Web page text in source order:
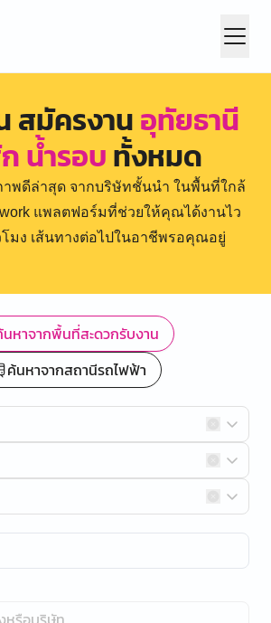
สมัครงานอุทัยธานี
น้ำรอบทั้งหมด
พดีล่าสุด จากบริษัทชั้นนำ ในพื้นที่ใกล้
แพลตฟอร์มที่ช่วยให้คุณได้งานไว
โมง เส้นทางต่อไปในอาชีพรอคุณอยู่
หาจากพื้นที่สะดวกรับงาน
ค้นหาจากสถานีรถไฟฟ้า